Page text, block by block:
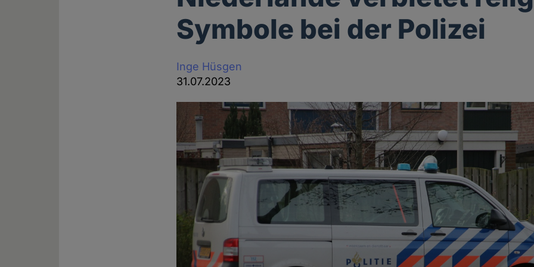
Symbole bei der Polizei
Inge Hüsgen
31.07.2023